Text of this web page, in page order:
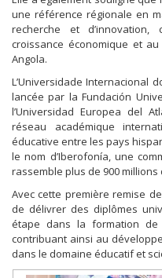
une référence régionale en
recherche et
croissance économique et
Angola.
L’Universidade Internacional
lancée par la Fundación
l’Universidad Europea del
réseau académique
éducative entre les pays
le nom d’Iberofonía, une
rassemble plus de 900
Avec cette première remise
de délivrer des diplômes
étape dans la formation de
contribuant ainsi au
dans le domaine éducatif et